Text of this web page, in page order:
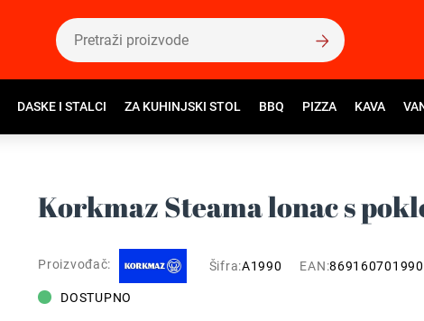
DASKE I STALCI ZA KUHINJSKI STOL BBQ PIZZA KAVA
Korkmaz Steama lonac s
Proizvođač: Šifra:A1990 EAN:
DOSTUPNO